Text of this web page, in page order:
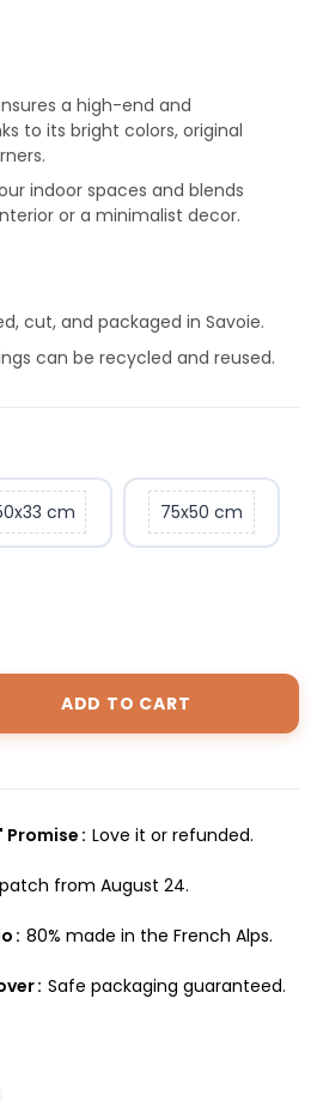
a high-end and
to its bright colors, original
indoor spaces and blends
or a minimalist decor.
cut, and packaged in Savoie.
can be recycled and reused.
cm 75x50 cm
ADD TO CART
Promise Love it or refunded.
from August 24.
80% made in the French Alps.
Safe packaging guaranteed.